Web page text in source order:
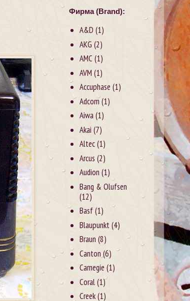
Фирма (Brand):
A&D (1)
AKG (2)
AMC (1)
AVM (1)
Accuphase (1)
Adcom(1)
Aiwa(1)
Akai (7)
Altec(1)
Arcus (2)
Audion (1)
Bang & Olufsen
(12)
Basf(1)
Blaupunkt(4)
Braun (8)
Canton (6)
Carnegie (1)
Coral(1)
Creek(1)